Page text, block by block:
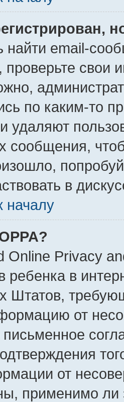
найти email-
проверьте свои
по каким-то
удаляют
сообщения,
в
началу
Online Privacy
ребенка в
Штатов,
от
письменное
от
применимо ли